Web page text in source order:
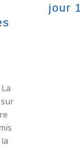
sur
jour